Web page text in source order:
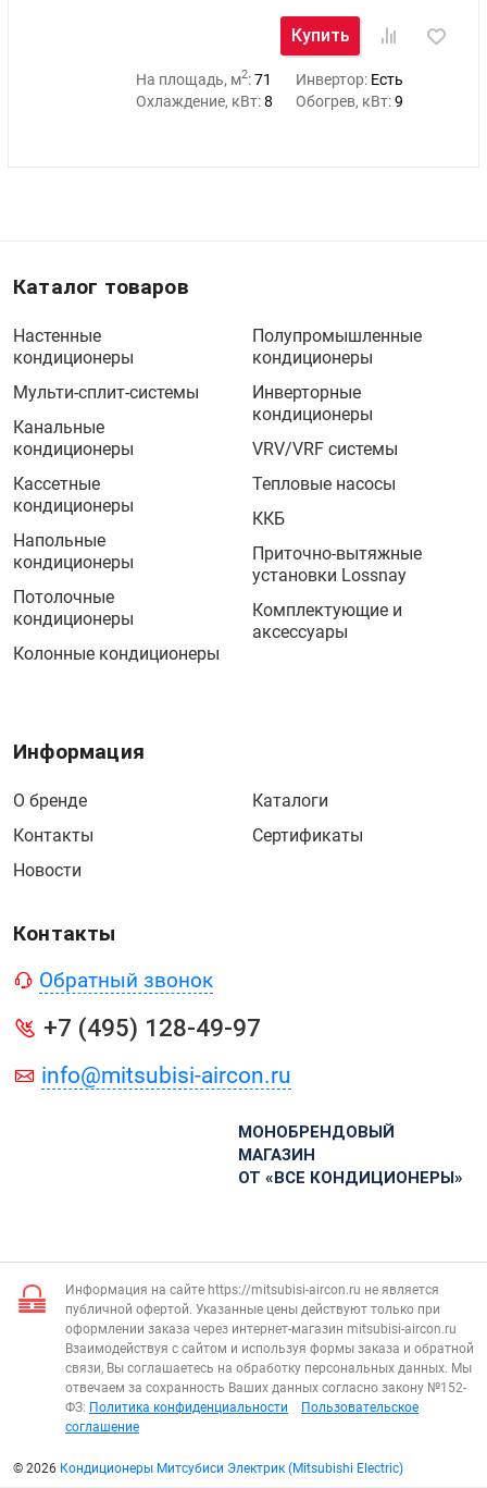
Купить
На площадь, м2:71 Инвертор: Есть
Охлаждение, кВт:8 Обогрев, кВт:9
Каталог товаров
Настенные
кондиционеры
Мульти-сплит-системы
Канальные
кондиционеры
Кассетные
кондиционеры
Напольные
кондиционеры
Потолочные
кондиционеры
Колонные кондиционеры
Полупромышленные
кондиционеры
Инверторные
кондиционеры
VRV/VRF системы
Тепловые насосы
ККБ
Приточно-вытяжные
установки Lossnay
Комплектующие и
аксессуары
Информация
О бренде
Контакты
Новости
Каталоги
Сертификаты
Контакты
Обратный звонок
+7 (495) 128-49-97
info@mitsubisi-aircon.ru
МОНОБРЕНДОВЫЙ
МАГАЗИН
ОТ «ВСЕ КОНДИЦИОНЕРЫ»
Информация на сайте https://mitsubisi-aircon.ru не является
публичной офертой. Указанные цены действуют только при
оформлении заказа через интернет-магазин mitsubisi-aircon.ru
Взаимодействуя с сайтом и используя формы заказа и обратной
связи, Вы соглашаетесь на обработку персональных данных. Мы
отвечаем за сохранность Ваших данных согласно закону №152-
ФЗ: Политика конфиденциальности
Пользовательское
соглашение
© 2026 Кондиционеры Митсубиси Электрик (Mitsubishi Electric)